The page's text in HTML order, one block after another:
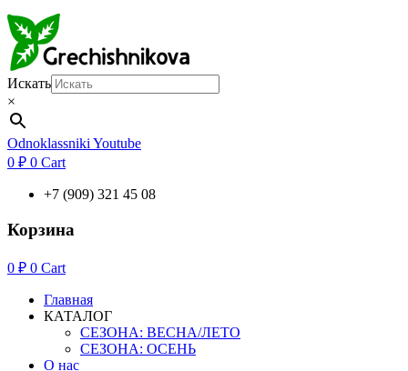
Искать
×
OdnoklassnikiYoutube
0 ₽ 0 Cart
+7 (909) 321 45 08
Корзина
0 ₽ 0 Cart
Главная
КАТАЛОГ
СЕЗОНА: ВЕСНА/ЛЕТО
СЕЗОНА: ОСЕНЬ
О нас